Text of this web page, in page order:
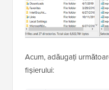
Acum, adăugați
fișierului: